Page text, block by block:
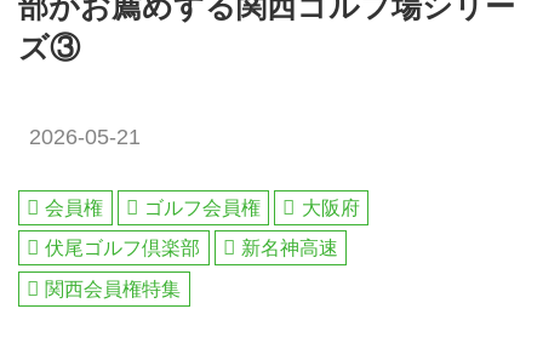
部がお薦めする関西ゴルフ場シリー
ズ③
2026-05-21
会員権 ゴルフ会員権
大阪府
伏尾ゴルフ倶楽部
新名神高速
関西会員権特集